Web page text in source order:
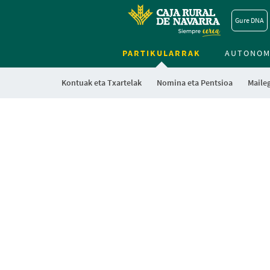
Gure DNA
PARTIKULARRAK
Kontuak eta Txartelak Nomina eta Pentsioa